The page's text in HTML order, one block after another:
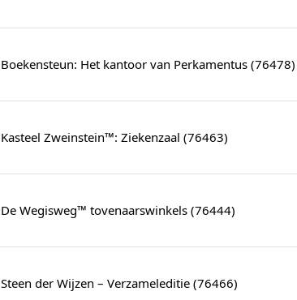
Boekensteun: Het kantoor van Perkamentus (76478)
Kasteel Zweinstein™: Ziekenzaal (76463)
De Wegisweg™ tovenaarswinkels (76444)
Steen der Wijzen – Verzameleditie (76466)